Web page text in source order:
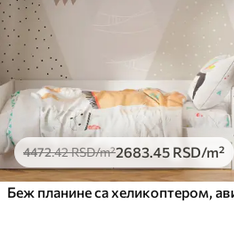
4472.42RSD/m²2683.45 RSD/m²